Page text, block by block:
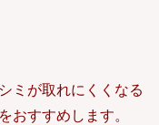
ミが取れにくくなる
おすすめします。